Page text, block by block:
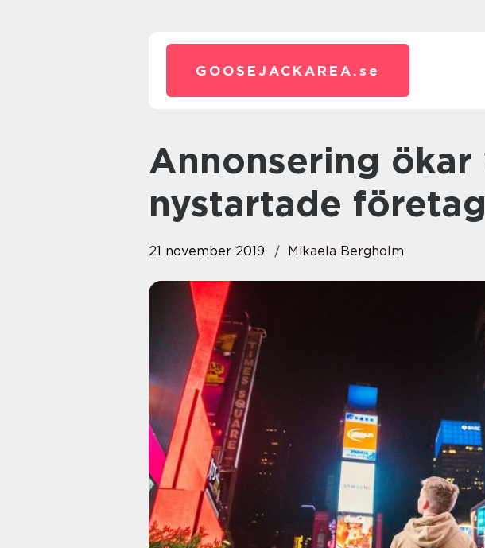
GOOSEJACKAREA. se
Annonsering ökar vinsten för
nystartade företag
21 november 2019 Mikaela Bergholm